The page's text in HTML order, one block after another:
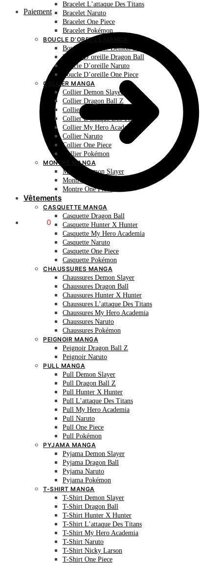
Paiement
0
Bracelet L’attaque Des Titans
Bracelet Naruto
Bracelet One Piece
Bracelet Pokémon
BOUCLE D’OREILLE MANGA
Boucle D’oreille Demon Slayer
Boucle D’oreille Dragon Ball
Boucle D’oreille Naruto
Boucle D’oreille One Piece
COLLIER MANGA
Collier Demon Slayer
Collier Dragon Ball Z
Collier Hunter X Hunter
Collier L’attaque Des Titans
Collier My Hero Academia
Collier Naruto
Collier One Piece
Collier Pokémon
MONTRE MANGA
Montre Demon Slayer
Montre Naruto
Montre One Piece
Vêtements
CASQUETTE MANGA
Casquette Dragon Ball
Casquette Hunter X Hunter
Casquette My Hero Academia
Casquette Naruto
Casquette One Piece
Casquette Pokémon
CHAUSSURES MANGA
Chaussures Demon Slayer
Chaussures Dragon Ball
Chaussures Hunter X Hunter
Chaussures L’attaque Des Titans
Chaussures My Hero Academia
Chaussures Naruto
Chaussures Pokémon
PEIGNOIR MANGA
Peignoir Dragon Ball Z
Peignoir Naruto
PULL MANGA
Pull Demon Slayer
Pull Dragon Ball Z
Pull Hunter X Hunter
Pull L’attaque Des Titans
Pull My Hero Academia
Pull Naruto
Pull One Piece
Pull Pokémon
PYJAMA MANGA
Pyjama Demon Slayer
Pyjama Dragon Ball
Pyjama Naruto
Pyjama Pokémon
T-SHIRT MANGA
T-Shirt Demon Slayer
T-Shirt Dragon Ball
T-Shirt Hunter X Hunter
T-Shirt L’attaque Des Titans
T-Shirt My Hero Academia
T-Shirt Naruto
T-Shirt Nicky Larson
T-Shirt One Piece